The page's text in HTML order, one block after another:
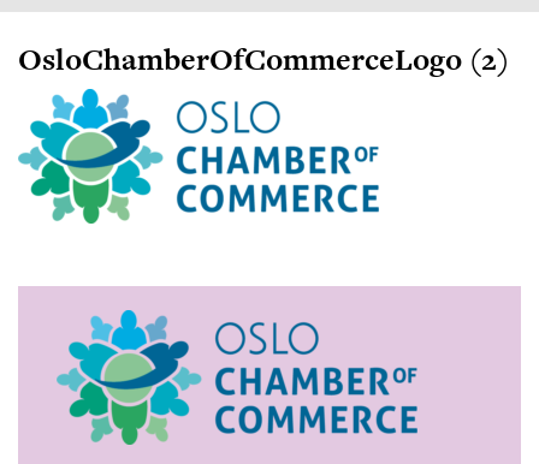
OsloChamberOfCommerceLogo (2)